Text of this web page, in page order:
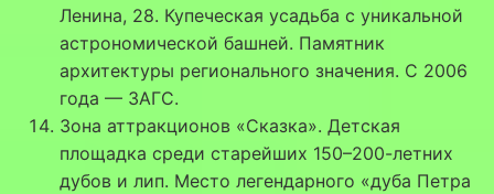
Ленина, 28. Купеческая усадьба с уникальной
астрономической башней. Памятник
архитектуры регионального значения. С 2006
года — ЗАГС.
Зона аттракционов «Сказка». Детская
площадка среди старейших 150–200-летних
дубов и лип. Место легендарного «дуба Петра